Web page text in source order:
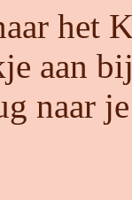
het
aan
naar